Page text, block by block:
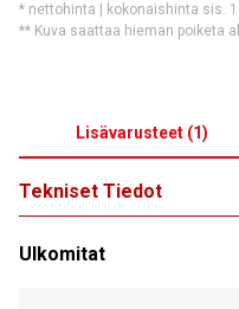
* nettohinta | kokonaishinta sis.
** Kuva saattaa hieman poiketa
Lisävarusteet (1)
Tekniset Tiedot
Ulkomitat